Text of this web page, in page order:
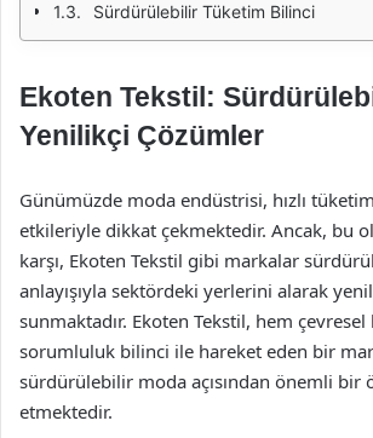
Sürdürülebilir Tüketim Bilinci
Ekoten Tekstil:
Yenilikçi Çözümler
Günümüzde moda endüstrisi, hızlı
etkileriyle dikkat çekmektedir. Ancak, bu
karşı, Ekoten Tekstil gibi markalar
anlayışıyla sektördeki yerlerini alarak
sunmaktadır. Ekoten Tekstil, hem
sorumluluk bilinci ile hareket eden bir
sürdürülebilir moda açısından önemli bir
etmektedir.